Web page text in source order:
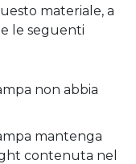
materiale, a
le seguenti
non abbia
mantenga
contenuta nel